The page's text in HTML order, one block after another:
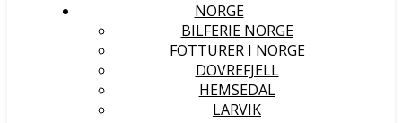
NORGE
BILFERIE NORGE
FOTTURER I NORGE
DOVREFJELL
HEMSEDAL
LARVIK